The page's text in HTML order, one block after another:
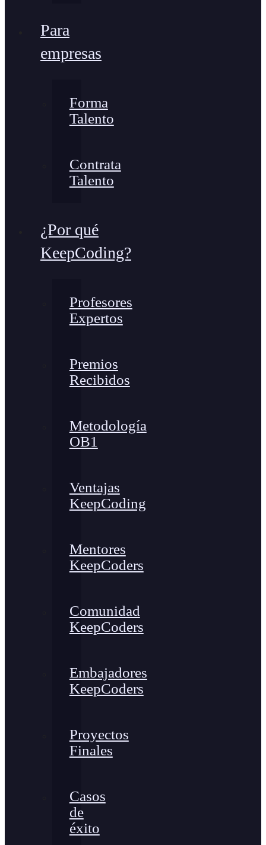
Para
empresas
Forma
Talento
Contrata
Talento
¿Por qué
KeepCoding?
Profesores
Expertos
Premios
Recibidos
Metodología
OB1
Ventajas
KeepCoding
Mentores
KeepCoders
Comunidad
KeepCoders
Embajadores
KeepCoders
Proyectos
Finales
Casos
de
éxito